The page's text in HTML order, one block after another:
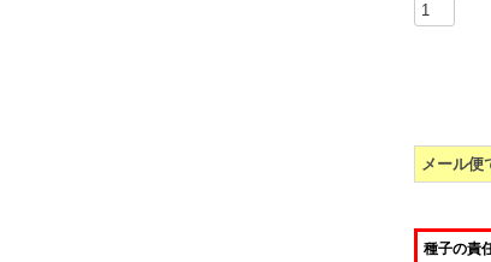
メール便
種子の責